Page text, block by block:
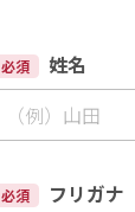
必須 姓名
必須 フリガナ